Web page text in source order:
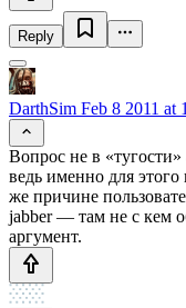
Reply
DarthSim Feb 8 2011 at
Вопрос не в
ведь именно для
же причине
jabber — там не с кем
аргумент.